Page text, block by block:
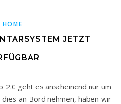
HOME
JETZT
2.0 geht es anscheinend nur um
dies an Bord nehmen, haben wir